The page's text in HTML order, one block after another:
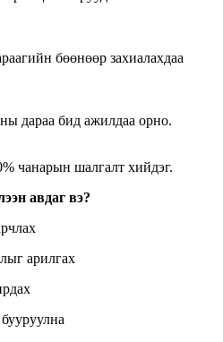
бөөнөөр захиалахдаа
дараа бид ажилдаа орно.
чанарын шалгалт хийдэг.
авдаг вэ?
арилгах